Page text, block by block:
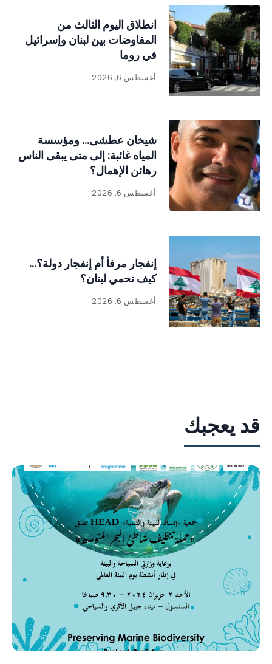
انطلاق اليوم الثالث من
المفاوضات بين لبنان وإسرائيل
في روما
أغسطس 6, 2026
شيخان عطشى… ومؤسسة
المياه غائبة: إلى متى يبقى الناس
رهائن الإهمال؟
أغسطس 6, 2026
إنفجار مرفأ أم إنفجار دولة؟…
كيف نحمي لبنان؟
أغسطس 6, 2026
قد يعجبك